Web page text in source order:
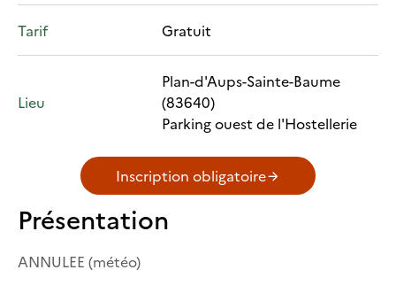
Tarif Gratuit
Lieu
Plan-d'Aups-Sainte-Baume
(83640)
Parking ouest de l'Hostellerie
Inscription obligatoire
Présentation
ANNULEE (météo)